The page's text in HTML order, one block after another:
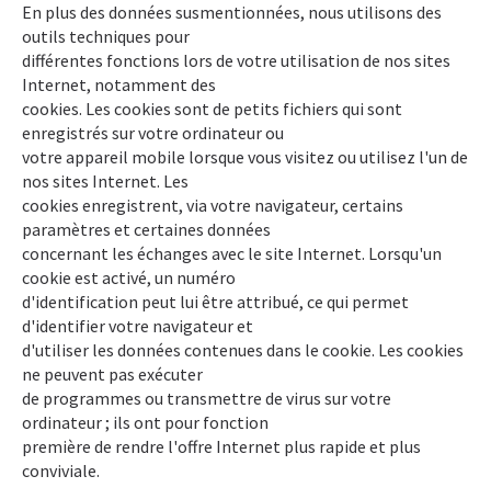
En plus des données susmentionnées, nous utilisons des
outils techniques pour
différentes fonctions lors de votre utilisation de nos sites
Internet, notamment des
cookies. Les cookies sont de petits fichiers qui sont
enregistrés sur votre ordinateur ou
votre appareil mobile lorsque vous visitez ou utilisez l'un de
nos sites Internet. Les
cookies enregistrent, via votre navigateur, certains
paramètres et certaines données
concernant les échanges avec le site Internet. Lorsqu'un
cookie est activé, un numéro
d'identification peut lui être attribué, ce qui permet
d'identifier votre navigateur et
d'utiliser les données contenues dans le cookie. Les cookies
ne peuvent pas exécuter
de programmes ou transmettre de virus sur votre
ordinateur ; ils ont pour fonction
première de rendre l'offre Internet plus rapide et plus
conviviale.